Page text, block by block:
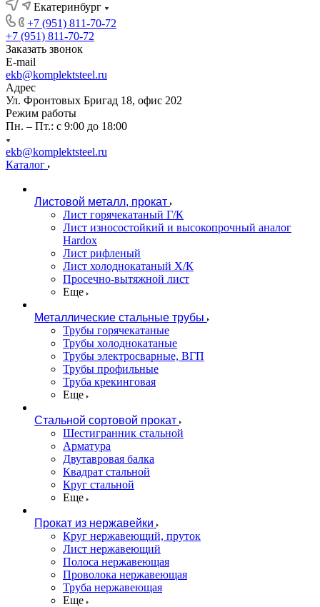
Екатеринбург
+7 (951) 811-70-72
+7 (951) 811-70-72
Заказать звонок
E-mail
ekb@komplektsteel.ru
Адрес
Ул. Фронтовых Бригад 18, офис 202
Режим работы
Пн. – Пт.: с 9:00 до 18:00
ekb@komplektsteel.ru
Каталог
Листовой металл, прокат
Лист горячекатаный Г/К
Лист износостойкий и высокопрочный аналог
Hardox
Лист рифленый
Лист холоднокатаный Х/К
Просечно-вытяжной лист
Еще
Металлические стальные трубы
Трубы горячекатаные
Трубы холоднокатаные
Трубы электросварные, ВГП
Трубы профильные
Труба крекинговая
Еще
Стальной сортовой прокат
Шестигранник стальной
Арматура
Двутавровая балка
Квадрат стальной
Круг стальной
Еще
Прокат из нержавейки
Круг нержавеющий, пруток
Лист нержавеющий
Полоса нержавеющая
Проволока нержавеющая
Труба нержавеющая
Еще